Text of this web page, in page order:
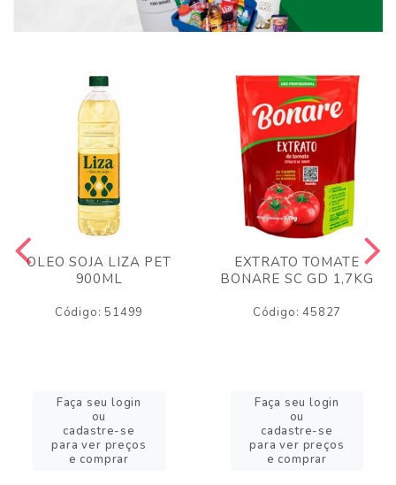
OLEO SOJA LIZA PET
900ML
Código: 51499
Faça seu login
ou
cadastre-se
para ver preços
e comprar
EXTRATO TOMATE
BONARE SC GD 1,7KG
Código: 45827
Faça seu login
ou
cadastre-se
para ver preços
e comprar